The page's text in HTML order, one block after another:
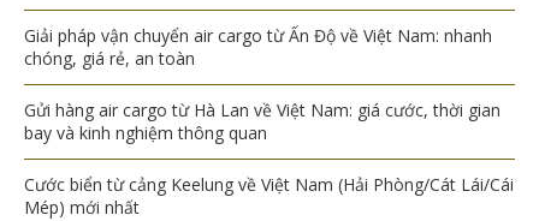
Giải pháp vận chuyển air cargo từ Ấn Độ về Việt Nam: nhanh
chóng, giá rẻ, an toàn
Gửi hàng air cargo từ Hà Lan về Việt Nam: giá cước, thời gian
bay và kinh nghiệm thông quan
Cước biển từ cảng Keelung về Việt Nam (Hải Phòng/Cát Lái/Cái
Mép) mới nhất